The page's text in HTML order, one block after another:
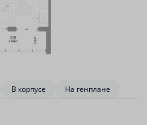
В корпусе На генплане